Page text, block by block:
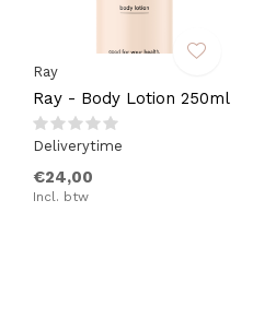
Ray
Ray - Body Lotion 250ml
Deliverytime
€24,00
Incl. btw